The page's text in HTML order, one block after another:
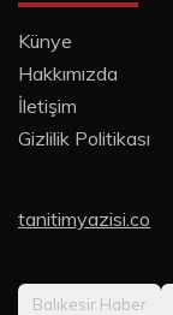
Künye
Hakkımızda
İletişim
Gizlilik Politikası
tanitimyazisi.co
Balıkesir Haber